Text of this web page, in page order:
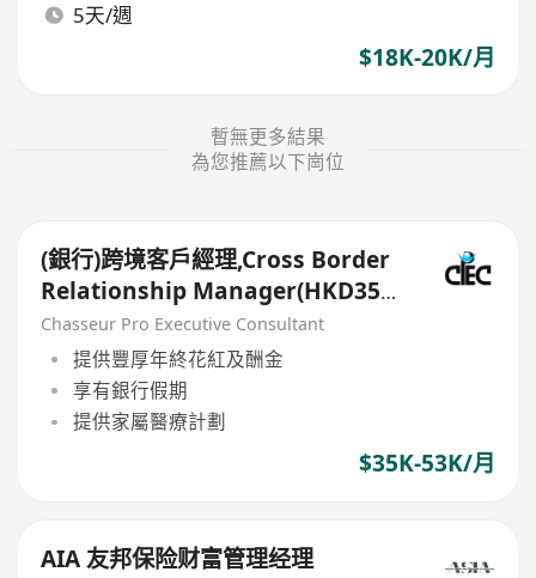
5天/週
$18K-20K/月
暫無更多結果
為您推薦以下崗位
(銀行)跨境客戶經理,Cross Border
Relationship Manager(HKD35k-
50k+)
Chasseur Pro Executive Consultant
提供豐厚年終花紅及酬金
享有銀行假期
提供家屬醫療計劃
$35K-53K/月
AIA 友邦保险财富管理经理